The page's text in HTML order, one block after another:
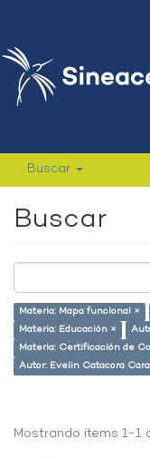
Buscar
Buscar
Materia: Mapa funcional ×
Materia: Educación ×
Materia: Certificación de
Autor: Evelin Catacora
Mostrando ítems 1-1